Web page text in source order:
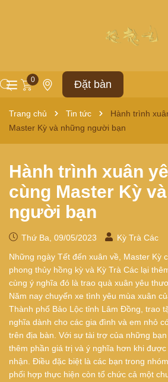
0 Đặt bàn
Trang chủ Tin tức
Hành trình
Master Kỳ và những người bạn
Hành trình xuân
cùng Master Kỳ
người bạn
Thứ Ba, 09/05/2023
Kỳ Trà Các
Những ngày Tết đến xuân về, Master Kỳ
phong thủy hồng kỳ và Kỳ Trà Các lại
cùng ý nghĩa đó là trao quà xuân yêu
Năm nay chuyến xe tình yêu mùa xuân
Thành phố Bảo Lộc tỉnh Lâm Đồng, trao
nghĩa dành cho các gia đình và em nhỏ
trên địa bàn. Với sự tài trợ của những
thêm phần giá trị và ý nghĩa hơn khi
nhận. Điều đặc biệt là các bạn trong
phối hợp thực hiện còn tổ chức cả một